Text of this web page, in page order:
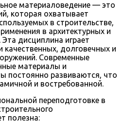
материаловедение — это
которая охватывает
в строительстве,
в архитектурных и
дисциплина играет
долговечных и
Современные
материалы и
постоянно развиваются, что
и востребованной.
переподготовке в
полезна: